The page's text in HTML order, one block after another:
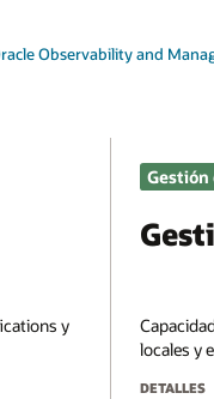
Observability and
y
Gestión
locales y
DETALLES